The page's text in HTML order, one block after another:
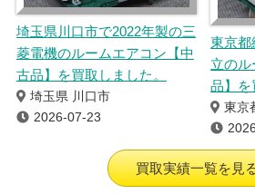
埼玉県川口市で2022年製の三
菱電機のルームエアコン【中
古品】を買取しました。
埼玉県 川口市
2026-07-23
東京都
立の
品】を
東京
買取実績一覧を見